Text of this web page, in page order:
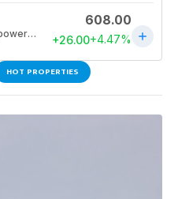
HOT PROPERTIES